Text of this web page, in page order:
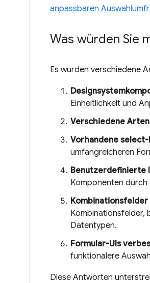
anpassbaren
Was würden Sie
Es wurden verschiedene
Einheitlichkeit und
Verschiedene
Vorhandene
umfangreicheren
Benutzerdefinierte
Komponenten
Kombinationsfelder,
Datentypen.
Formular-UIs
funktionalere
Diese Antworten